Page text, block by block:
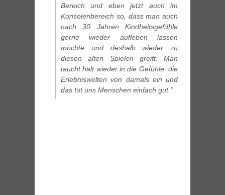
Bereich und eben jetzt auch im
Konsolenbereich so, dass man auch
nach 30 Jahren Kindheitsgefühle
gerne wieder aufleben lassen
möchte und deshalb wieder zu
diesen alten Spielen greift. Man
taucht halt wieder in die Gefühle, die
Erlebniswelten von damals ein und
das tut uns Menschen einfach gut.”